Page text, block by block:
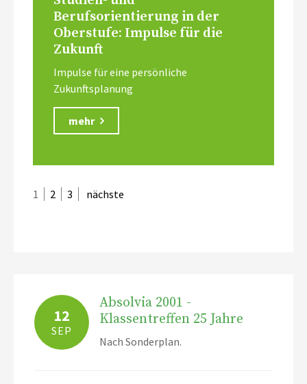
Berufsorientierung in der
Oberstufe: Impulse für die
Zukunft
Impulse für eine persönliche
Zukunftsplanung
mehr
1 2 3 nächste
12
SEP
Absolvia 2001 -
Klassentreffen 25 Jahre
Nach Sonderplan.